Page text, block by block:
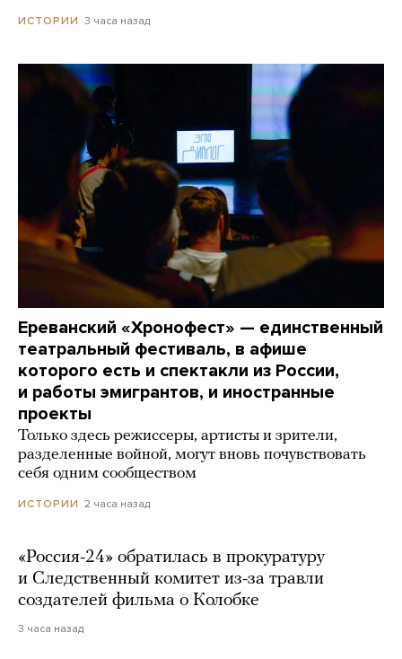
ИСТОРИИ 3 часа назад
Ереванский «Хронофест» — единственный
театральный фестиваль, в афише
которого есть и спектакли из России,
и работы эмигрантов, и иностранные
проекты
Только здесь режиссеры, артисты и зрители,
разделенные войной, могут вновь почувствовать
себя одним сообществом
ИСТОРИИ 2 часа назад
«Россия-24» обратилась в прокуратуру
и Следственный комитет из-за травли
создателей фильма о Колобке
3 часа назад